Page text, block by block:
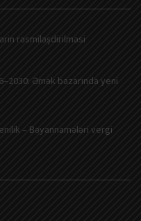
rəsmiləşdirilməsi
Əmək bazarında yeni
– Bəyannamələri vergi